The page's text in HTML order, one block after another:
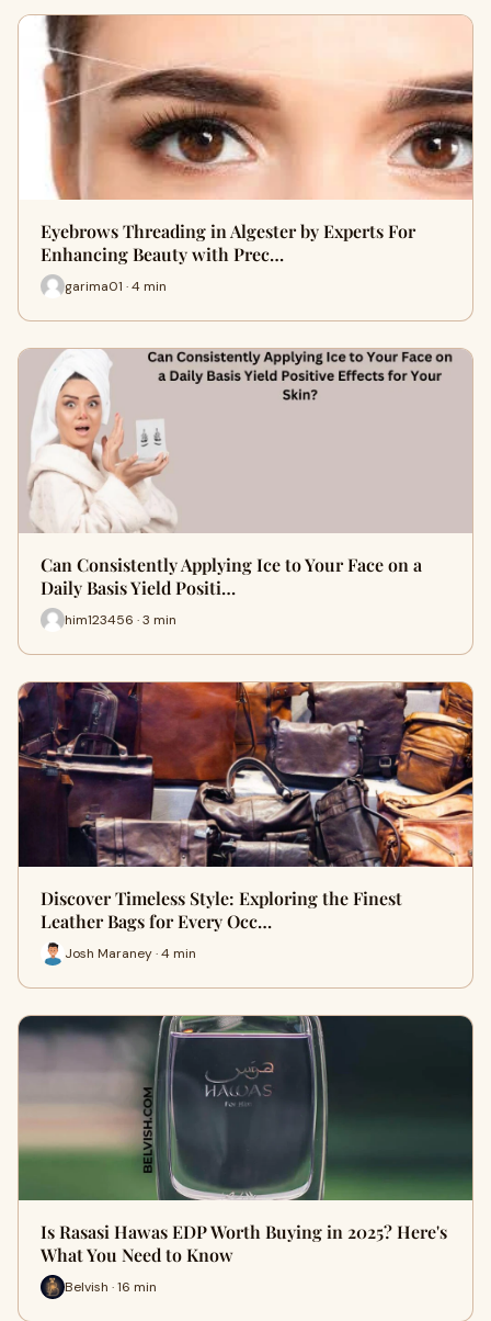
Eyebrows Threading in Algester by Experts For
Enhancing Beauty with Prec…
garima01 · 4 min
Can Consistently Applying Ice to Your Face on a
Daily Basis Yield Positi…
him123456 · 3 min
Discover Timeless Style: Exploring the Finest
Leather Bags for Every Occ…
Josh Maraney · 4 min
Is Rasasi Hawas EDP Worth Buying in 2025? Here's
What You Need to Know
Belvish · 16 min